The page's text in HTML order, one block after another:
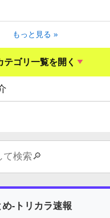
もっと見る »
テゴリ一覧を開く
-トリカラ速報